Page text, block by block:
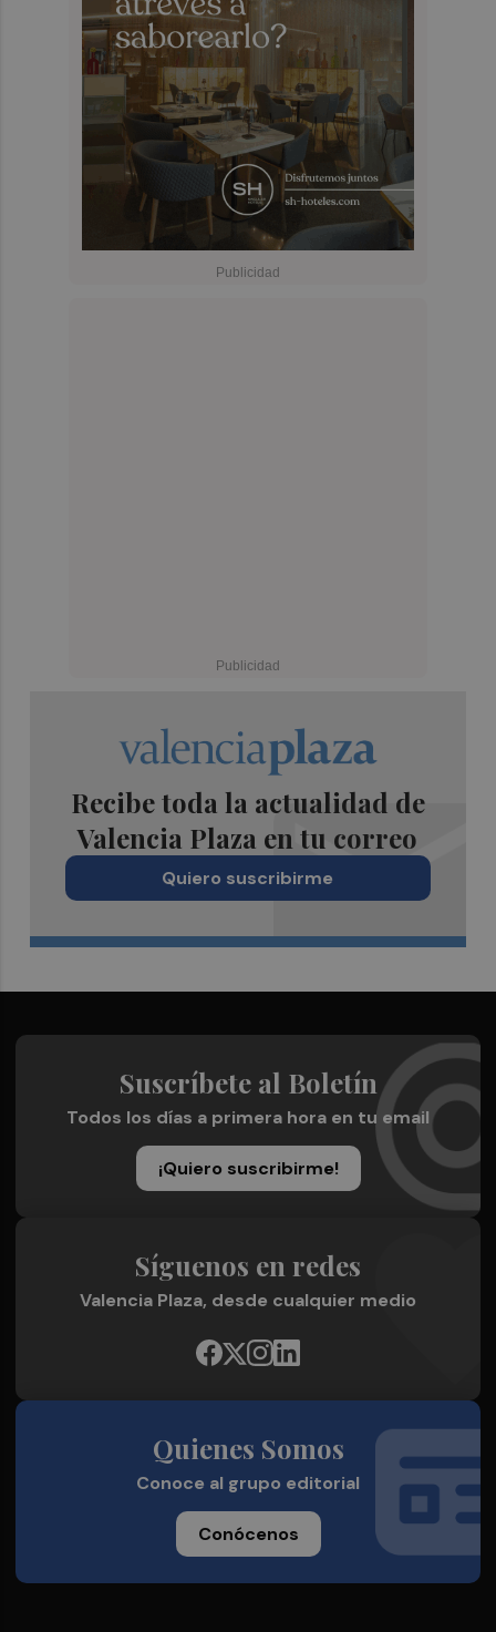
Recibe toda la actualidad de
Valencia Plaza en tu correo
Quiero suscribirme
Suscríbete al Boletín
Todos los días a primera hora en tu email
¡Quiero suscribirme!
Síguenos en redes
Valencia Plaza, desde cualquier medio
Quienes Somos
Conoce al grupo editorial
Conócenos